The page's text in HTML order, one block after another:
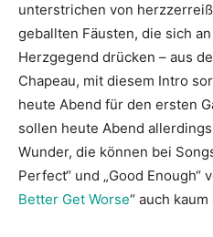
unterstrichen von
geballten Fäusten, die sich
Herzgegend drücken – aus
Chapeau, mit diesem Intro
heute Abend für den ersten
sollen heute Abend
Wunder, die können bei
Perfect“ und „Good Enough“
Better Get Worse“ auch